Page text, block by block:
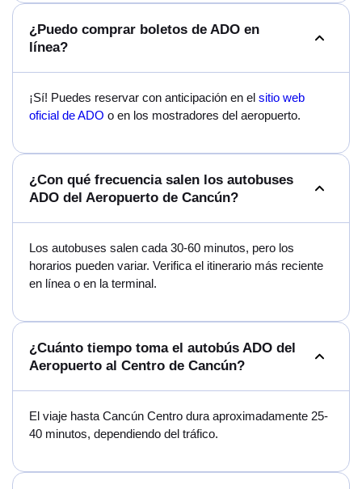
¿Puedo comprar boletos de ADO en
línea?
¡Sí! Puedes reservar con anticipación en el sitio web
oficial de ADO o en los mostradores del aeropuerto.
¿Con qué frecuencia salen los autobuses
ADO del Aeropuerto de Cancún?
Los autobuses salen cada 30-60 minutos, pero los
horarios pueden variar. Verifica el itinerario más reciente
en línea o en la terminal.
¿Cuánto tiempo toma el autobús ADO del
Aeropuerto al Centro de Cancún?
El viaje hasta Cancún Centro dura aproximadamente 25-
40 minutos, dependiendo del tráfico.